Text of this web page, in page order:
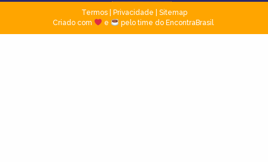
Termos| Privacidade
Sitemap
Criado com
e pelo time do EncontraBrasil